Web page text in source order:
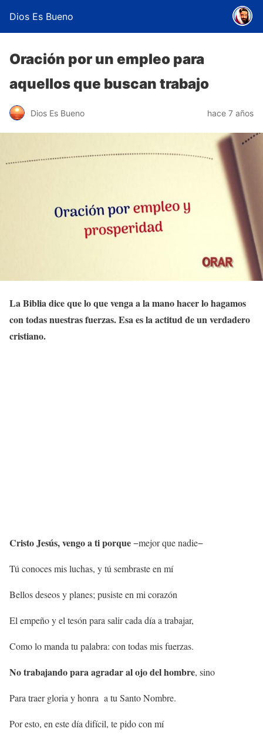
Dios Es Bueno
Oración por un empleo para
aquellos que buscan trabajo
Dios Es Bueno hace 7 años
La Biblia dice que lo que venga a la mano hacer lo hagamos
con todas nuestras fuerzas. Esa es la actitud de un verdadero
cristiano.
Cristo Jesús, vengo a ti porque−mejor que nadie−
Tú conoces mis luchas, y tú sembraste en mí
Bellos deseos y planes; pusiste en mi corazón
El empeño y el tesón para salir cada día a trabajar,
Como lo manda tu palabra: con todas mis fuerzas.
No trabajando para agradar al ojo del hombre, sino
Para traer gloria y honra a tu Santo Nombre.
Por esto, en este día difícil, te pido con mí